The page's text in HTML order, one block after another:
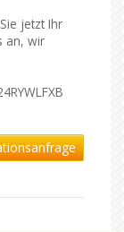
jetzt Ihr
an, wir